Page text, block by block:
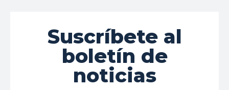
Suscríbete al
boletín de
noticias